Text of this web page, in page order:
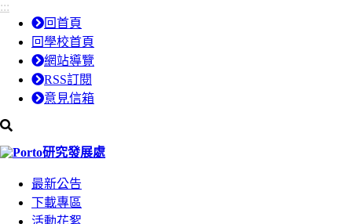
容
區
塊
容
區
塊
:::
回首頁
回學校首頁
網站導覽
RSS訂閱
意見信箱
研究發展處
最新公告
下載專區
活動花絮